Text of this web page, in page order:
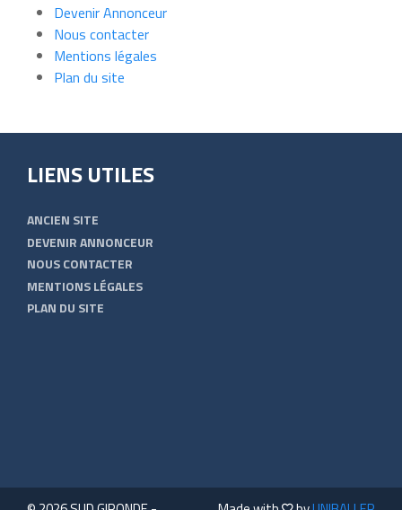
Devenir Annonceur
Nous contacter
Mentions légales
Plan du site
LIENS UTILES
ANCIEN SITE
DEVENIR ANNONCEUR
NOUS CONTACTER
MENTIONS LÉGALES
PLAN DU SITE